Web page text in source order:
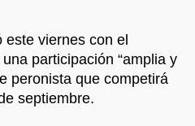
viernes con el
participación “amplia y
peronista que competirá
septiembre.